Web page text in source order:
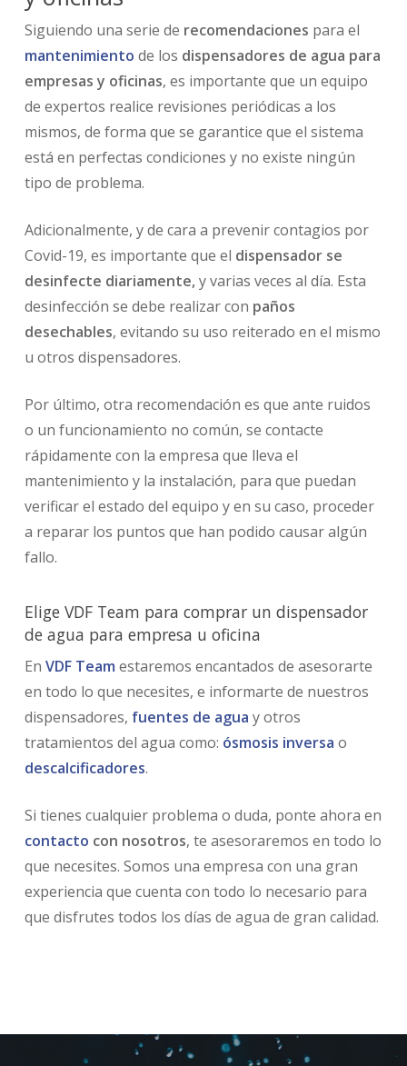
Siguiendo una serie de recomendaciones para el
mantenimiento de los dispensadores de agua para
empresas y oficinas, es importante que un equipo
de expertos realice revisiones periódicas a los
mismos, de forma que se garantice que el sistema
está en perfectas condiciones y no existe ningún
tipo de problema.
Adicionalmente, y de cara a prevenir contagios por
Covid-19, es importante que el dispensador se
desinfecte diariamente,y varias veces al día. Esta
desinfección se debe realizar con paños
desechables, evitando su uso reiterado en el mismo
u otros dispensadores.
Por último, otra recomendación es que ante ruidos
o un funcionamiento no común, se contacte
rápidamente con la empresa que lleva el
mantenimiento y la instalación, para que puedan
verificar el estado del equipo y en su caso, proceder
a reparar los puntos que han podido causar algún
fallo.
Elige VDF Team para comprar un dispensador
de agua para empresa u oficina
En VDF Team estaremos encantados de asesorarte
en todo lo que necesites, e informarte de nuestros
dispensadores, fuentes de agua y otros
tratamientos del agua como: ósmosis inversa o
descalcificadores.
Si tienes cualquier problema o duda, ponte ahora en
contacto con nosotros, te asesoraremos en todo lo
que necesites. Somos una empresa con una gran
experiencia que cuenta con todo lo necesario para
que disfrutes todos los días de agua de gran calidad.